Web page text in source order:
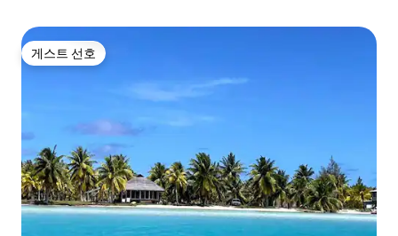
게스트 선호
게스트 선호